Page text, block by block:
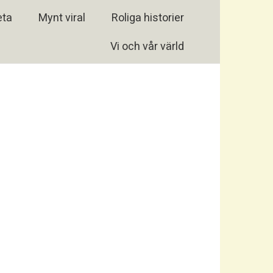
Mynt viral Roliga historier
Vi och vår värld